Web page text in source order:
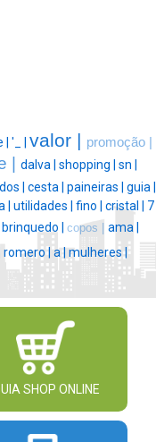
'_ | valor | promoção |
| dalva | shopping | sn |
| cesta | paineiras | guia |
| utilidades | fino | cristal | 7
brinquedo | copos | ama |
romero |a | mulheres |
SHOP ONLINE